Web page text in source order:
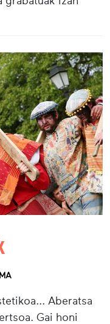
Aberatsa
Gai honi